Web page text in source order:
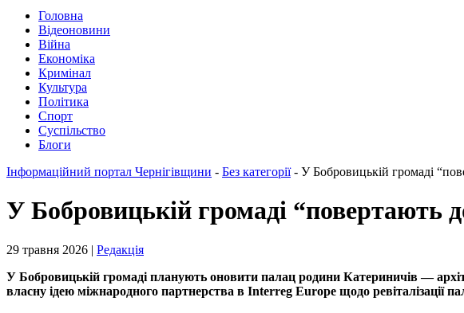
Головна
Відеоновини
Війна
Економіка
Кримінал
Культура
Політика
Спорт
Суспільство
Блоги
Інформаційний портал Чернігівщини - Без категорії- У Бобровицькій громаді
У Бобровицькій громаді “повертають
29 травня 2026 | Редакція
У Бобровицькій громаді планують оновити палац родини Катериничів —
власну ідею міжнародного партнерства в Interreg Europe щодо ревіталізації